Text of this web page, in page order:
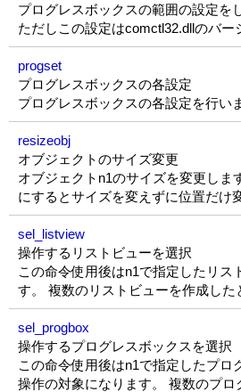
プログレスボックスの範囲の設定を
ただしこの設定はcomctl32.dllのバー
progset
プログレスボックスの各設定
プログレスボックスの各設定を行い
resizeobj
オブジェクトのサイズ変更
オブジェクトn1のサイズを変更し
にするとサイズを変えずに位置だけ
sel_listview
操作するリストビューを選択
この命令使用後はn1で指定したリ
す。 複数のリストビューを作成した
sel_progbox
操作するプログレスボックスを選択
この命令使用後はn1で指定したプ
操作の対象になります。 複数のプ